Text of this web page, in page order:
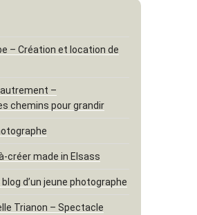
– Création et location de
autrement –
chemins pour grandir
créer made in Elsass
d’un jeune photographe
Trianon – Spectacle